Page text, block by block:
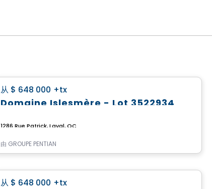
从 $ 648 000 +tx
Domaine Islesmère - Lot 3522934
1286 Rue Patrick, Laval, QC
由 GROUPE PENTIAN
土地
从 $ 648 000 +tx